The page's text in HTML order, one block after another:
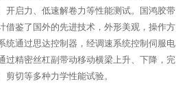
开启力、低速解卷力等性能测试。国鸿胶带
借鉴了国外的先进技术，外形美观，操作方
统通过思达控制器，经调速系统控制伺服电
过精密丝杠副带动移动横梁上升、下降，完
切等多种力学性能试验。